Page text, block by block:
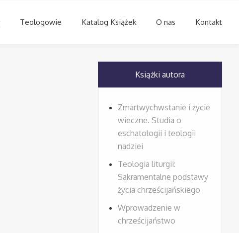
Teologowie Katalog Książek O nas Kontakt
Książki autora
Zmartwychwstanie i życie
wieczne. Studia o
eschatologii i teologii
nadziei
Teologia liturgii:
Sakramentalne podstawy
życia chrześcijańskiego
Wprowadzenie w
chrześcijaństwo